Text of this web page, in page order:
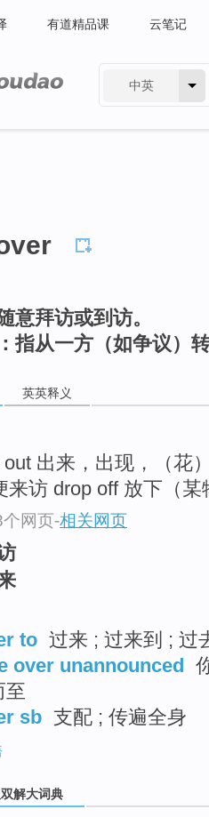
有道精品课 云笔记
中英
意拜访或到访。
指从一方（如争议）
英英释义
out 出来，出现，（花
来访 drop off 放下（
网页-相关网页
to 过来 ; 过来到 ; 过
over unannounced
至
sb 支配 ; 传遍全身
解大词典